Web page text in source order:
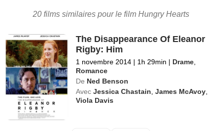
20 films similaires pour le film Hungry Hearts
The Disappearance Of Eleanor
Rigby: Him
1 novembre 2014 | 1h 29min | Drame
Romance
De Ned Benson
Avec Jessica Chastain ,James McAvoy
Viola Davis